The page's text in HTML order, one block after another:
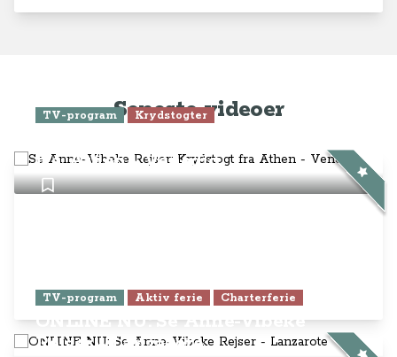
Seneste videoer
TV-program Krydstogter
fra Athen - Venedig
TV-program Aktiv ferie Charterferie
ONLINE NU: Se Anne-Vibeke
Rejser - Lanzarote